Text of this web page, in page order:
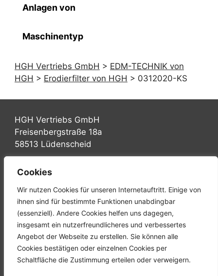
Cookies
Wir nutzen Cookies für unseren Internetauftritt. Einige von
ihnen sind für bestimmte Funktionen unabdingbar
(essenziell). Andere Cookies helfen uns dagegen,
insgesamt ein nutzerfreundlicheres und verbessertes
Angebot der Webseite zu erstellen. Sie können alle
Cookies bestätigen oder einzelnen Cookies per
Schaltfläche die Zustimmung erteilen oder verweigern.
Anlagen von
Maschinentyp
HGH Vertriebs GmbH > EDM-TECHNIK von
HGH > Erodierfilter von HGH > 0312020-KS
HGH Vertriebs GmbH
Freisenbergstraße 18a
58513 Lüdenscheid
Tel.: +49 (0) 2351 947570
Mail: info@hgh-luedenscheid.de
Startseite
Unternehmen
Karriere
Downloads